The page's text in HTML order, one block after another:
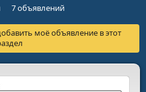
7 объявлений
моё объявление в этот